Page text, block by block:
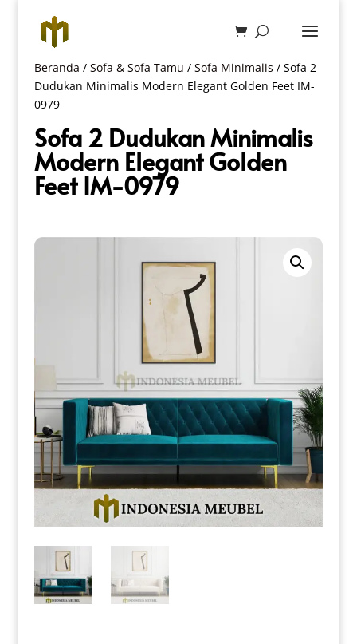
Beranda / Sofa & Sofa Tamu / Sofa Minimalis / Sofa 2
Dudukan Minimalis Modern Elegant Golden Feet IM-
0979
Sofa 2 Dudukan Minimalis
Modern Elegant Golden
Feet IM-0979